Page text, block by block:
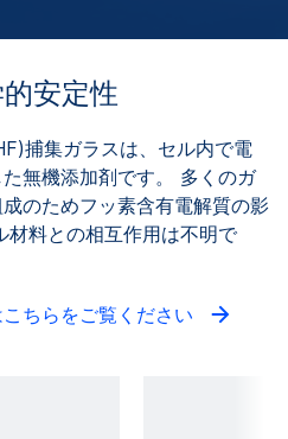
安定性
捕集ガラスは、セル内で電
無機添加剤です。 多くのガ
のためフッ素含有電解質の影
料との相互作用は不明で
ちらをご覧ください